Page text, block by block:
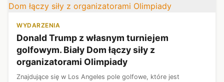
WYDARZENIA
Donald Trump z własnym turniejem
golfowym. Biały Dom łączy siły z
organizatorami Olimpiady
Znajdujące się w Los Angeles pole golfowe, które jest